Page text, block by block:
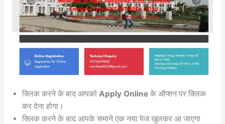
क्लिक करने के बाद आपको Apply Online के ऑप्शन पर क्लिक
कर देना होगा।
क्लिक करने के बाद आपके समाने एक नया पेज खुलकर आ जाएगा